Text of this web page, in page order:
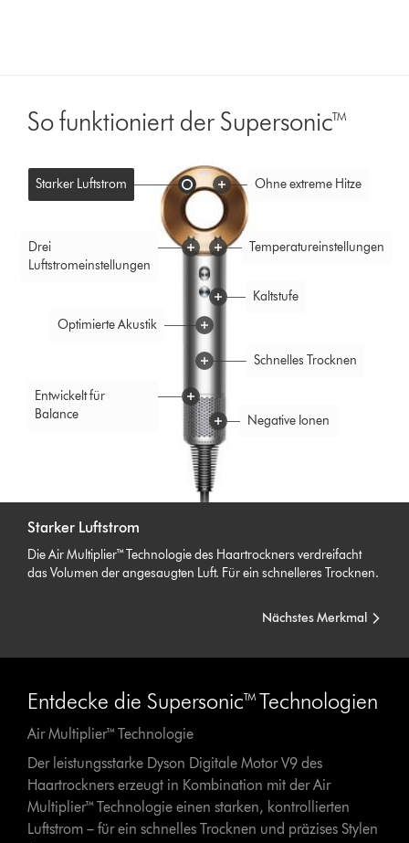
So funktioniert der Supersonic™
Starker Luftstrom
Die Air Multiplier™ Technologie des Haartrockners verdreifacht
das Volumen der angesaugten Luft. Für ein schnelleres Trocknen.
Nächstes Merkmal
Starker Luftstrom Ohne extreme Hitze
Drei
Luftstromeinstellungen
Temperatureinstellungen
Kaltstufe
Optimierte Akustik
Schnelles Trocknen
Entwickelt für
Balance
Negative Ionen
Entdecke die Supersonic™ Technologien
Air Multiplier™ Technologie
Der leistungsstarke Dyson Digitale Motor V9 des
Haartrockners erzeugt in Kombination mit der Air
Multiplier™ Technologie einen starken, kontrollierten
Luftstrom – für ein schnelles Trocknen und präzises Stylen